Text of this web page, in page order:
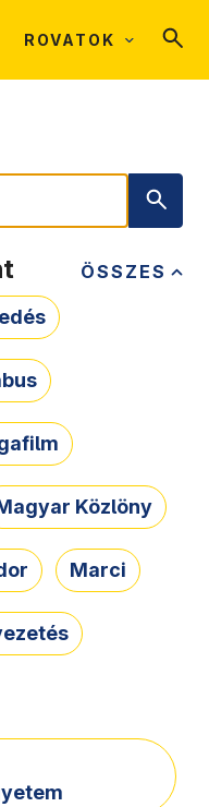
ROVATOK
ÖSSZES
Közlöny
Marci